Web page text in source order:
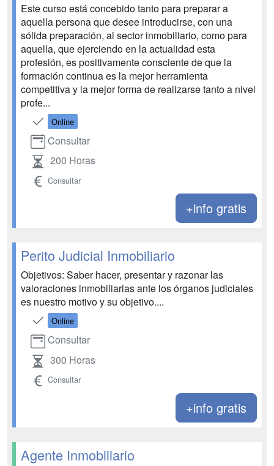
Este curso está concebido tanto para preparar a
aquella persona que desee introducirse, con una
sólida preparación, al sector inmobiliario, como para
aquella, que ejerciendo en la actualidad esta
profesión, es positivamente consciente de que la
formación continua es la mejor herramienta
competitiva y la mejor forma de realizarse tanto a nivel
profe...
Online
Consultar
200 Horas
Consultar
+info gratis
Perito Judicial Inmobiliario
Objetivos: Saber hacer, presentar y razonar las
valoraciones inmobiliarias ante los órganos judiciales
es nuestro motivo y su objetivo....
Online
Consultar
300 Horas
Consultar
+info gratis
Agente Inmobiliario